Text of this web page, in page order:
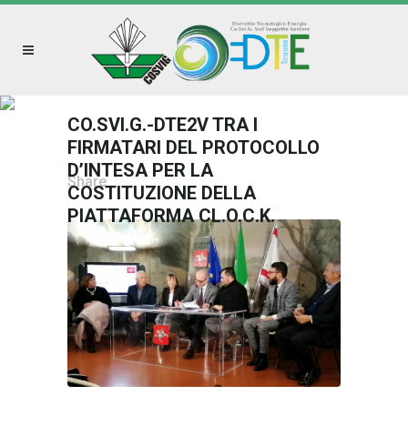
CO.SVI.G.-DTE2V TRA I
FIRMATARI DEL PROTOCOLLO
D’INTESA PER LA
COSTITUZIONE DELLA
PIATTAFORMA CL.O.C.K.
Share